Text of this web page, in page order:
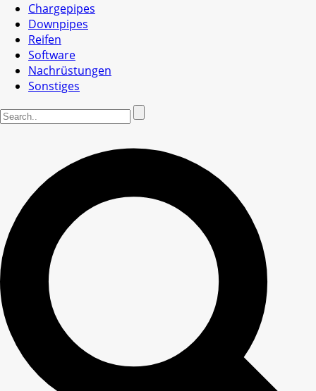
Chargepipes
Downpipes
Reifen
Software
Nachrüstungen
Sonstiges